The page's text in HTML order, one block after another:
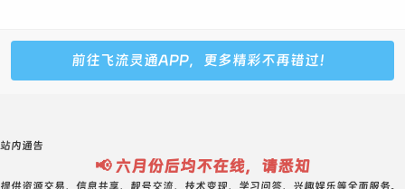
前往飞流灵通APP，更多精彩不再错过！
站内通告
📢 六月份后均不在线，请悉知
提供资源交易、信息共享、靓号交流、技术变现、学习问答、兴趣娱乐等全面服务。